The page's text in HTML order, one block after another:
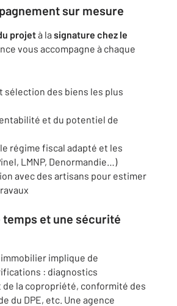
sur mesure
projetà la signature chez le
vous accompagne à chaque
sélection des biens les plus
et du potentiel de
régime fiscal adapté et les
LMNP, Denormandie…)
avec des artisans pour estimer
et une sécurité
implique de
: diagnostics
la copropriété, conformité des
du DPE, etc. Une agence